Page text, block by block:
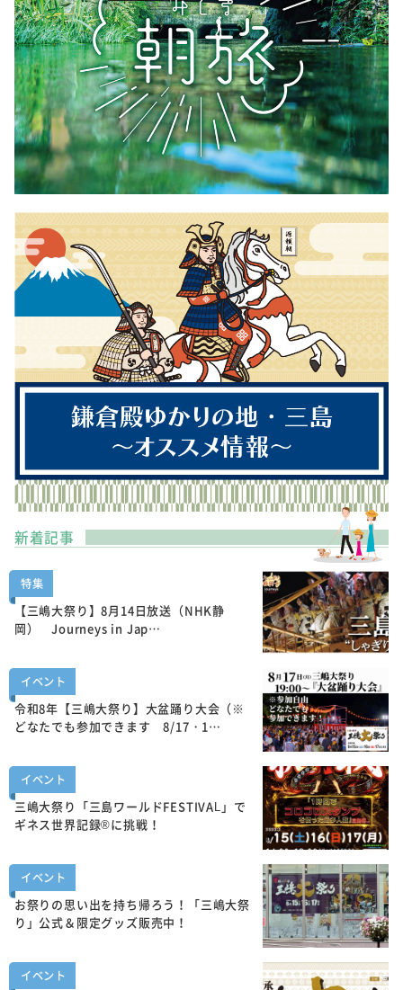
新着記事
特集
【三嶋大祭り】8月14日放送（NHK静
岡） Journeys in Jap…
イベント
令和8年【三嶋大祭り】大盆踊り大会（※
どなたでも参加できます 8/17・1…
イベント
三嶋大祭り「三島ワールドFESTIVAL」で
ギネス世界記録®に挑戦！
イベント
お祭りの思い出を持ち帰ろう！「三嶋大祭
り」公式＆限定グッズ販売中！
イベント